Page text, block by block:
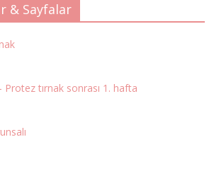
& Sayfalar
Protez tırnak sonrası 1. hafta